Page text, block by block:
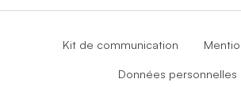
Kit de communication
Données personnelles